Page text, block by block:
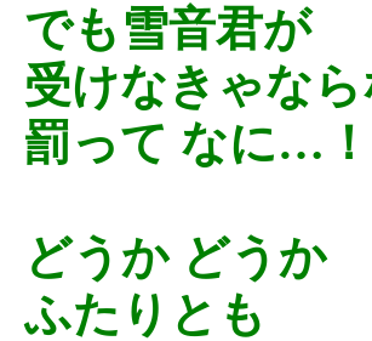
でも雪音君が
受けなきゃな
罰って なに…！
どうか どうか
ふたりとも